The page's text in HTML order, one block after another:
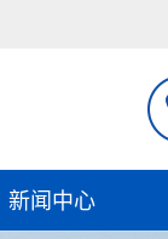
新闻中心